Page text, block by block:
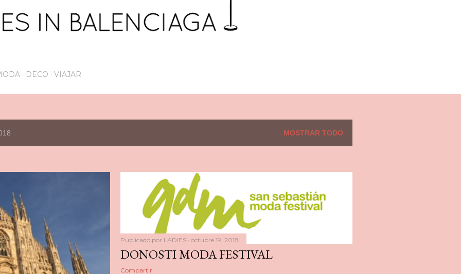
DECO VIAJAR
MOSTRAR TODO
Publicado por LADIES octubre 19, 2018
DONOSTI MODA FESTIVAL
Compartir